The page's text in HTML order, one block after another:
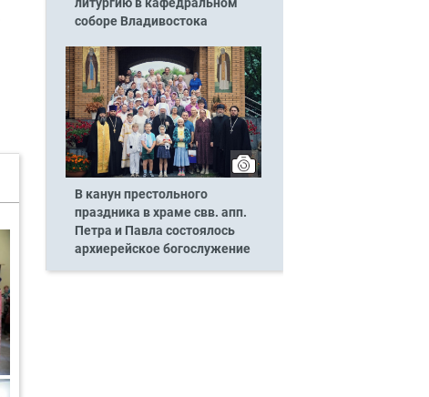
соборе Владивостока
В канун престольного
праздника в храме свв. апп.
Петра и Павла состоялось
архиерейское богослужение